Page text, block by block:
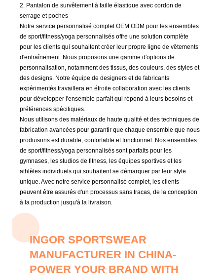
2. Pantalon de survêtement à taille élastique avec cordon de
serrage et poches
Notre service personnalisé complet OEM ODM pour les ensembles
de sport/fitness/yoga personnalisés offre une solution complète
pour les clients qui souhaitent créer leur propre ligne de vêtements
d'entraînement. Nous proposons une gamme d'options de
personnalisation, notamment des tissus, des couleurs, des styles et
des designs. Notre équipe de designers et de fabricants
expérimentés travaillera en étroite collaboration avec les clients
pour développer l'ensemble parfait qui répond à leurs besoins et
préférences spécifiques.
Nous utilisons des matériaux de haute qualité et des techniques de
fabrication avancées pour garantir que chaque ensemble que nous
produisons est durable, confortable et fonctionnel. Nos ensembles
de sport/fitness/yoga personnalisés sont parfaits pour les
gymnases, les studios de fitness, les équipes sportives et les
athlètes individuels qui souhaitent se démarquer par leur style
unique. Avec notre service personnalisé complet, les clients
peuvent être assurés d'un processus sans tracas, de la conception
à la production jusqu'à la livraison.
INGOR SPORTSWEAR
MANUFACTURER IN CHINA-
POWER YOUR BRAND WITH